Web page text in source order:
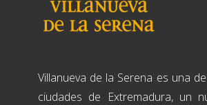
Villanueva de la Serena es una
ciudades de Extremadura, un